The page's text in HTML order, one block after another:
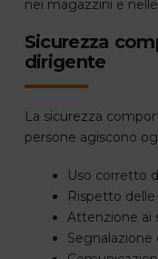
nei magazzini e
Sicurezza
dirigente
La sicurezza
persone agiscono
Uso corretto
Rispetto
Attenzione ai
Segnalazione